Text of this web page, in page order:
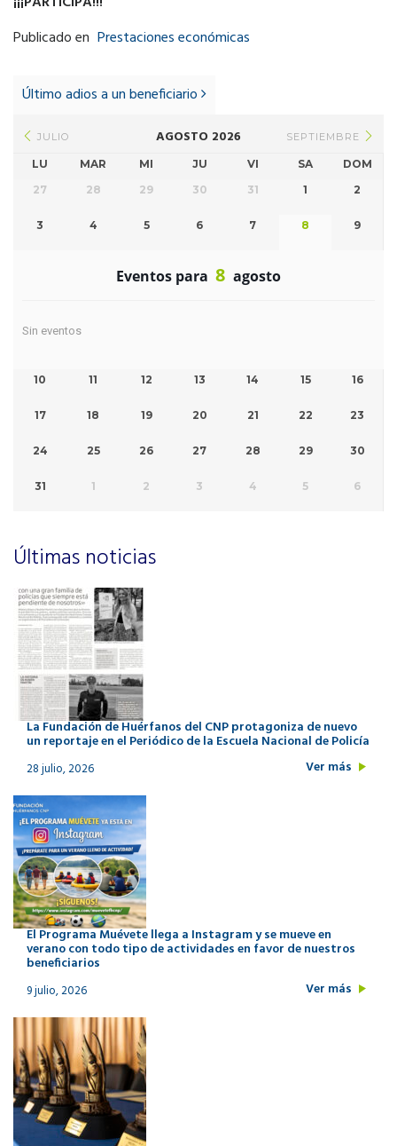
Publicado en Prestaciones económicas
navigation
Último adios a un beneficiario
JULIO AGOSTO 2026 SEPTIEMBRE
LU MAR MI JU VI SA
DOM
27
28 29 30 31 1 2
3 4 5 6 7 8 9
Eventos para 8 agosto
Sin eventos
10 11 12 13 14 15 16
17 18 19 20 21 22 23
24 25 26 27 28 29 30
31 1 2 3 4 5 6
Últimas noticias
La Fundación de Huérfanos del CNP protagoniza de nuevo
un reportaje en el Periódico de la Escuela Nacional de Policía
28 julio, 2026 Ver más
El Programa Muévete llega a Instagram y se mueve en
verano con todo tipo de actividades en favor de nuestros
beneficiarios
9 julio, 2026 Ver más